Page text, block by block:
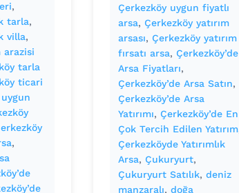
tarla
villa
arazisi
tarla
ticari
Çerkezköy uygun fiyatlı
arsa, Çerkezköy yatırım
arsası, Çerkezköy yatırım
fırsatı arsa, Çerkezköy’de
Arsa Fiyatları
Çerkezköy’de Arsa Satın
Çerkezköy’de Arsa
Yatırımı, Çerkezköy’de En
Çok Tercih Edilen Yatırım
Çerkezköyde Yatırımlık
Arsa, Çukuryurt
Çukuryurt Satılık, deniz
manzaralı, doğa